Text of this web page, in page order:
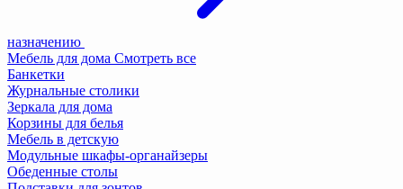
назначению
Мебель для дома Смотреть все
Банкетки
Журнальные столики
Зеркала для дома
Корзины для белья
Мебель в детскую
Модульные шкафы-органайзеры
Обеденные столы